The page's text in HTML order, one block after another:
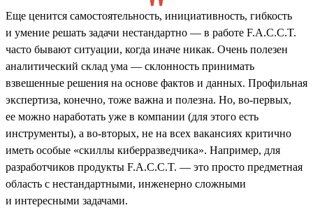
Еще ценится самостоятельность, инициативность, гибкость
и умение решать задачи нестандартно — в работе F.A.C.C.T.
часто бывают ситуации, когда иначе никак. Очень полезен
аналитический склад ума — склонность принимать
взвешенные решения на основе фактов и данных. Профильная
экспертиза, конечно, тоже важна и полезна. Но, во-первых,
ее можно наработать уже в компании (для этого есть
инструменты), а во-вторых, не на всех вакансиях критично
иметь особые «скиллы киберразведчика». Например, для
разработчиков продукты F.A.C.C.T. — это просто предметная
область с нестандартными, инженерно сложными
и интересными задачами.